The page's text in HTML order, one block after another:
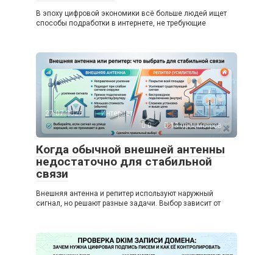
В эпоху цифровой экономики всё больше людей ищет
способы подработки в интернете, не требующие
27.07.2026
Интернет
0
13 просмотров
Когда обычной внешней антенны
недостаточно для стабильной
связи
Внешняя антенна и репитер используют наружный
сигнал, но решают разные задачи. Выбор зависит от